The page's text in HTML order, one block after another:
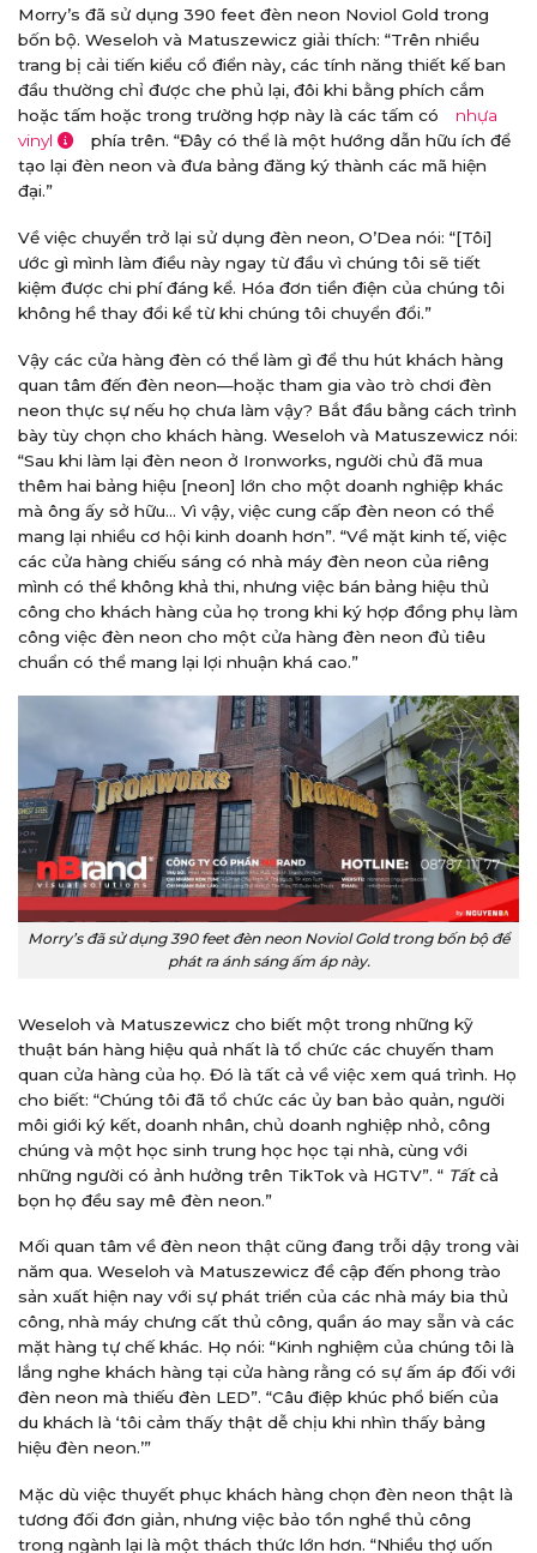
Morry’s đã sử dụng 390 feet đèn neon Noviol Gold trong
bốn bộ. Weseloh và Matuszewicz giải thích: “Trên nhiều
trang bị cải tiến kiểu cổ điển này, các tính năng thiết kế ban
đầu thường chỉ được che phủ lại, đôi khi bằng phích cắm
hoặc tấm hoặc trong trường hợp này là các tấm có
nhựa
vinyl
phía trên. “Đây có thể là một hướng dẫn hữu ích để
tạo lại đèn neon và đưa bảng đăng ký thành các mã hiện
đại.”
Về việc chuyển trở lại sử dụng đèn neon, O’Dea nói: “[Tôi]
ước gì mình làm điều này ngay từ đầu vì chúng tôi sẽ tiết
kiệm được chi phí đáng kể. Hóa đơn tiền điện của chúng tôi
không hề thay đổi kể từ khi chúng tôi chuyển đổi.”
Vậy các cửa hàng đèn có thể làm gì để thu hút khách hàng
quan tâm đến đèn neon—hoặc tham gia vào trò chơi đèn
neon thực sự nếu họ chưa làm vậy? Bắt đầu bằng cách trình
bày tùy chọn cho khách hàng. Weseloh và Matuszewicz nói:
“Sau khi làm lại đèn neon ở Ironworks, người chủ đã mua
thêm hai bảng hiệu [neon] lớn cho một doanh nghiệp khác
mà ông ấy sở hữu… Vì vậy, việc cung cấp đèn neon có thể
mang lại nhiều cơ hội kinh doanh hơn”. “Về mặt kinh tế, việc
các cửa hàng chiếu sáng có nhà máy đèn neon của riêng
mình có thể không khả thi, nhưng việc bán bảng hiệu thủ
công cho khách hàng của họ trong khi ký hợp đồng phụ làm
công việc đèn neon cho một cửa hàng đèn neon đủ tiêu
chuẩn có thể mang lại lợi nhuận khá cao.”
Morry’s đã sử dụng 390 feet đèn neon Noviol Gold trong bốn bộ để
phát ra ánh sáng ấm áp này.
Weseloh và Matuszewicz cho biết một trong những kỹ
thuật bán hàng hiệu quả nhất là tổ chức các chuyến tham
quan cửa hàng của họ. Đó là tất cả về việc xem quá trình. Họ
cho biết: “Chúng tôi đã tổ chức các ủy ban bảo quản, người
môi giới ký kết, doanh nhân, chủ doanh nghiệp nhỏ, công
chúng và một học sinh trung học học tại nhà, cùng với
những người có ảnh hưởng trên TikTok và HGTV”. “ Tấtcả
bọn họ đều say mê đèn neon.”
Mối quan tâm về đèn neon thật cũng đang trỗi dậy trong vài
năm qua. Weseloh và Matuszewicz đề cập đến phong trào
sản xuất hiện nay với sự phát triển của các nhà máy bia thủ
công, nhà máy chưng cất thủ công, quần áo may sẵn và các
mặt hàng tự chế khác. Họ nói: “Kinh nghiệm của chúng tôi là
lắng nghe khách hàng tại cửa hàng rằng có sự ấm áp đối với
đèn neon mà thiếu đèn LED”. “Câu điệp khúc phổ biến của
du khách là ‘tôi cảm thấy thật dễ chịu khi nhìn thấy bảng
hiệu đèn neon.’”
Mặc dù việc thuyết phục khách hàng chọn đèn neon thật là
tương đối đơn giản, nhưng việc bảo tồn nghề thủ công
trong ngành lại là một thách thức lớn hơn. “Nhiều thợ uốn